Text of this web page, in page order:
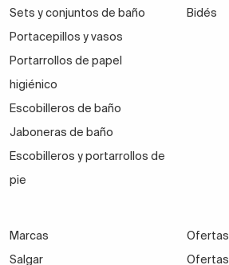
Sets y conjuntos de baño
Portacepillos y vasos
Portarrollos de papel
higiénico
Escobilleros de baño
Jaboneras de baño
Escobilleros y portarrollos de
pie
Bidés
Marcas
Salgar
Ofertas
Ofertas